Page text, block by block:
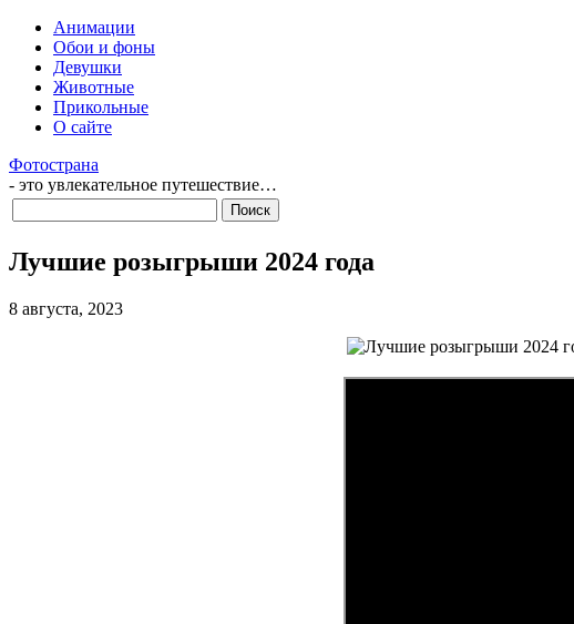
Анимации
Обои и фоны
Девушки
Животные
Прикольные
О сайте
Фотострана
- это увлекательное путешествие…
Лучшие розыгрыши 2024 года
8 августа, 2023